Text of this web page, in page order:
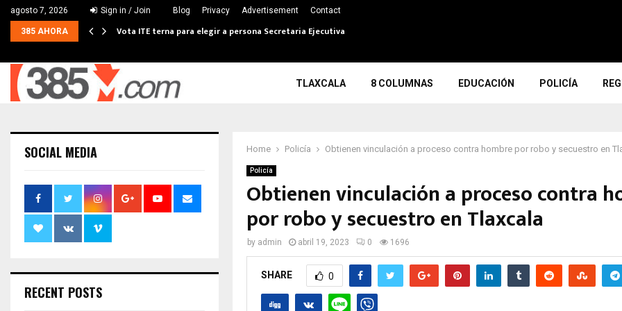
agosto 7, 2026 Sign in / Join Blog Privacy Advertisement Contact
385 AHORA Vota ITE terna para elegir a persona Secretaria Ejecutiva
TLAXCALA 8 COLUMNAS EDUCACIÓN POLICÍA
Home Policía Obtienen vinculación a proceso contra hombre por robo y secuestro en
Policía
Obtienen vinculación a proceso contra
por robo y secuestro en Tlaxcala
by admin abril 19, 2023 0 1696
SHARE 0
SOCIAL MEDIA
RECENT POSTS